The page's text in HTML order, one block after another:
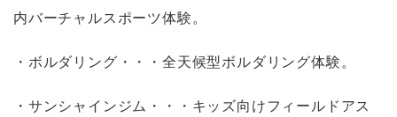
内バーチャルスポーツ体験。
・ボルダリング・・・全天候型ボルダリング体験。
・サンシャインジム・・・キッズ向けフィールドアス